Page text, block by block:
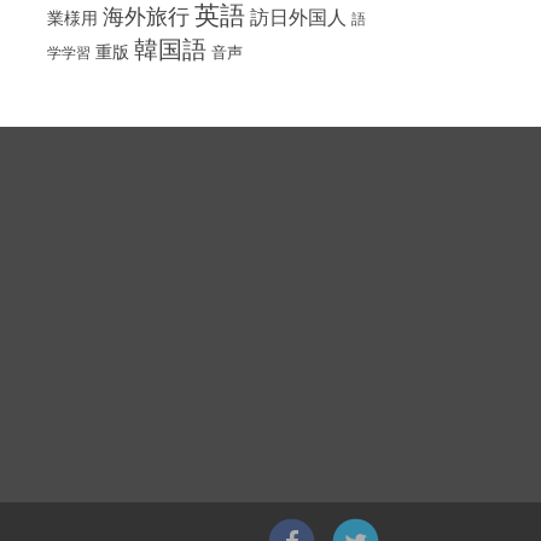
業様用 海外旅行英語訪日外国人 語
学学習 重版 韓国語 音声